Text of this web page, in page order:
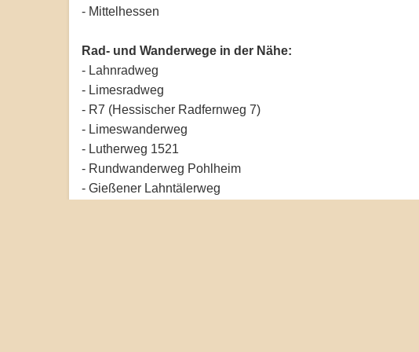
- Mittelhessen
Rad- und Wanderwege in der Nähe:
- Lahnradweg
- Limesradweg
- R7 (Hessischer Radfernweg 7)
- Limeswanderweg
- Lutherweg 1521
- Rundwanderweg Pohlheim
- Gießener Lahntälerweg